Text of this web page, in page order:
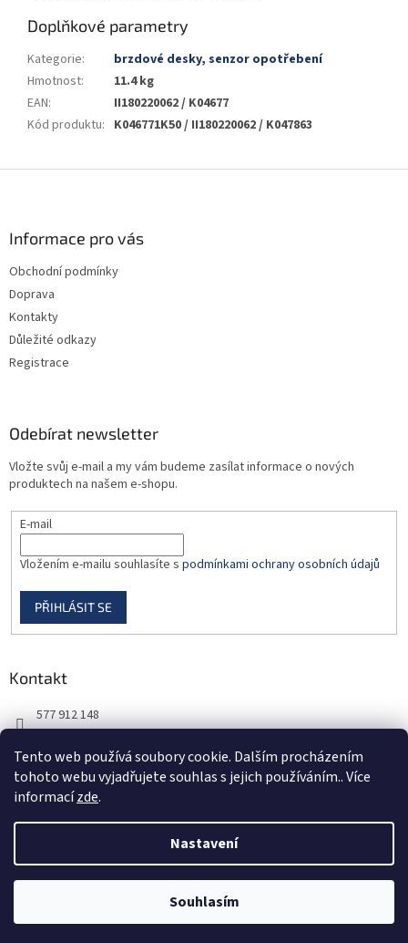
Tento web používá soubory cookie. Dalším procházením
tohoto webu vyjadřujete souhlas s jejich používáním.. Více
informacízde.
Nastavení
Souhlasím
Doplňkové parametry
Kategorie:
brzdové desky, senzor opotřebení
Hmotnost:
11.4 kg
EAN:
II180220062 / K04677
Kód produktu: K046771K50 / II180220062 / K047863
Informace pro vás
Obchodní podmínky
Doprava
Kontakty
Důležité odkazy
Registrace
Odebírat newsletter
Vložte svůj e-mail a my vám budeme zasílat informace o nových
produktech na našem e-shopu.
E-mail
Vložením e-mailu souhlasíte s podmínkami ochrany osobních údajů
PŘIHLÁSIT SE
Kontakt
577 912 148
Vytvořil Shoptet
DORBAS, s.r.o.. Všechna práva vyhrazena.